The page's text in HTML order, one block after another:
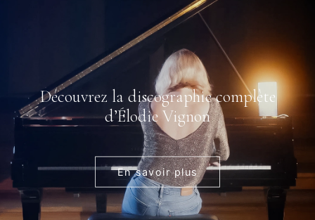
Découvrez la discographie complète
d’Élodie Vignon
En savoir plus